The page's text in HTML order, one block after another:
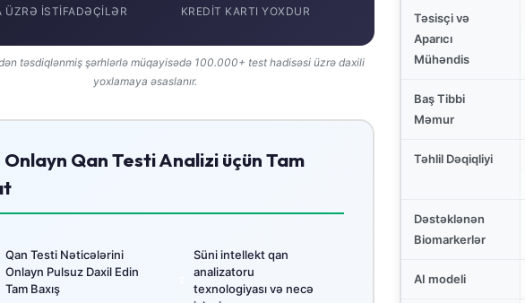
Təsisçi və
Aparıcı
Mühəndis
Baş Tibbi
Məmur
Təhlil Dəqiqliyi
Dəstəklənən
Biomarkerlər
AI modeli
ÜZRƏ ISTIFADƏÇILƏR KREDIT KARTI YOXDUR
təsdiqlənmiş şərhlərlə müqayisədə 100.000+ test hadisəsi üzrə daxili
yoxlamaya əsaslanır.
Onlayn Qan Testi Analizi üçün Tam
Qan Testi Nəticələrini
Onlayn Pulsuz Daxil Edin
Tam Baxış
Süni intellekt qan
analizatoru
texnologiyası və necə